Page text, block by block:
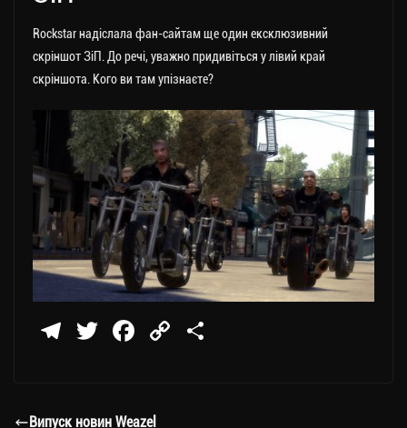
Rockstar надіслала фан-сайтам ще один ексклюзивний
скріншот ЗіП. До речі, уважно придивіться у лівий край
скріншота. Кого ви там упізнаєте?
Te
a
T
er
Fa
ok
C
Випуск новин Weazel